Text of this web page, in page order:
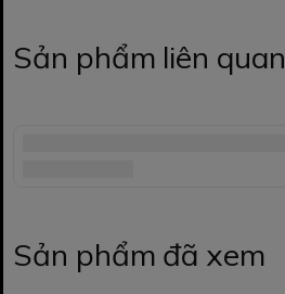
Sản phẩm liên quan
Sản phẩm đã xem